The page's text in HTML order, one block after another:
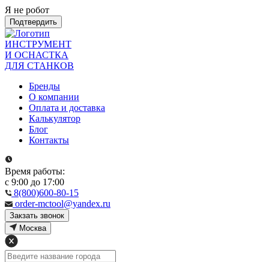
Я не робот
Подтвердить
ИНСТРУМЕНТ
И ОСНАСТКА
ДЛЯ СТАНКОВ
Бренды
О компании
Оплата и доставка
Калькулятор
Блог
Контакты
Время работы:
с 9:00 до 17:00
8(800)600-80-15
order-mctool@yandex.ru
Закзать звонок
Москва